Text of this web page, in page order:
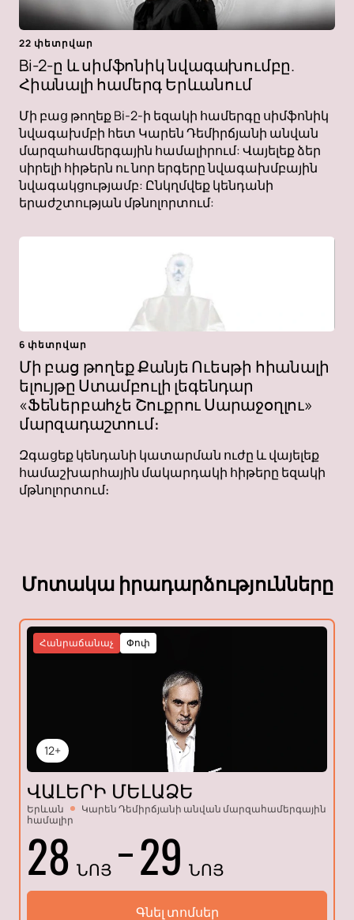
22 փետրվար
Bi-2-ը և սիմֆոնիկ նվագախումբը.
Հիանալի համերգ Երևանում
Մի բաց թողեք Bi-2-ի եզակի համերգը սիմֆոնիկ
նվագախմբի հետ Կարեն Դեմիրճյանի անվան
մարզահամերգային համալիրում: Վայելեք ձեր
սիրելի հիթերն ու նոր երգերը նվագախմբային
նվագակցությամբ: Ընկղմվեք կենդանի
երաժշտության մթնոլորտում:
6 փետրվար
Մի բաց թողեք Քանյե Ուեսթի հիանալի
ելույթը Ստամբուլի լեգենդար
«Ֆեներբահչե Շուքրու Սարաջօղլու»
մարզադաշտում։
Զգացեք կենդանի կատարման ուժը և վայելեք
համաշխարհային մակարդակի հիթերը եզակի
մթնոլորտում։
Մոտակա իրադարձությունները
12+
Փոփ
Հանրաճանաչ
ՎԱԼԵՐԻ ՄԵԼԱՁԵ
Երևան
Կարեն Դեմիրճյանի անվան մարզահամերգային
համալիր
28 ՆՈՅ 29 ՆՈՅ
Գնել տոմսեր